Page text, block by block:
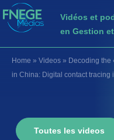
Vidéos et
en Gestion
Home » Videos » Decoding the
in China: Digital contact tracing
Toutes les videos